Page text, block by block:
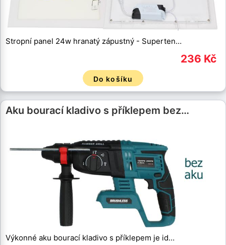
Stropní panel 24w hranatý zápustný - Superten…
236 Kč
Do košíku
Aku bourací kladivo s příklepem bez…
Výkonné aku bourací kladivo s příklepem je id…